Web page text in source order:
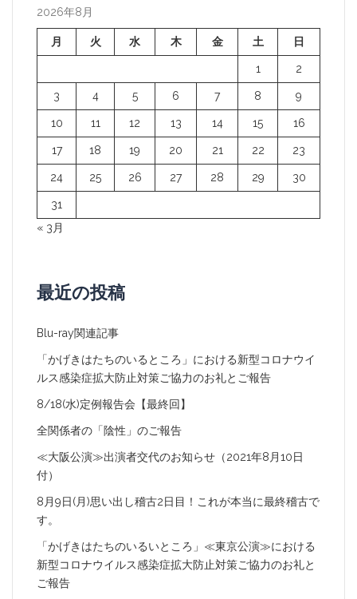
ー
シ
ョ
ン
2026年8月
月 火 水 木 金 土 日
1 2
3 4 5 6 7 8 9
10 11 12 13 14 15 16
17 18 19 20 21 22 23
24 25 26 27 28 29 30
31
« 3月
最近の投稿
Blu-ray関連記事
「かげきはたちのいるところ」における新型コロナウイ
ルス感染症拡大防止対策ご協力のお礼とご報告
8/18(水)定例報告会【最終回】
全関係者の「陰性」のご報告
≪大阪公演≫出演者交代のお知らせ（2021年8月10日
付）
8月9日(月)思い出し稽古2日目！これが本当に最終稽古で
す。
「かげきはたちのいるいところ」≪東京公演≫における
新型コロナウイルス感染症拡大防止対策ご協力のお礼と
ご報告